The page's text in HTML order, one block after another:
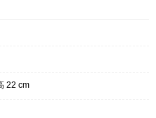
22 cm